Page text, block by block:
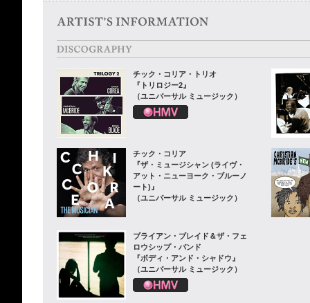
チック・コリア・トリオ
『トリロジー2』
（ユニバーサル ミュージック）
チック・コリア
『ザ・ミュージシャン (ライヴ・
アット・ニューヨーク・ブルーノ
ート)』
（ユニバーサル ミュージック）
ブライアン・ブレイド＆ザ・フェ
ロウシップ・バンド
『ボディ・アンド・シャドウ』
（ユニバーサル ミュージック）